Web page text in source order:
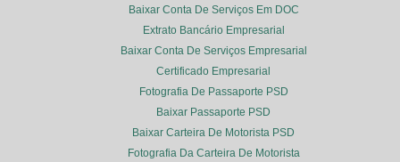
Baixar Conta De Serviços Em DOC
Extrato Bancário Empresarial
Baixar Conta De Serviços Empresarial
Certificado Empresarial
Fotografia De Passaporte PSD
Baixar Passaporte PSD
Baixar Carteira De Motorista PSD
Fotografia Da Carteira De Motorista